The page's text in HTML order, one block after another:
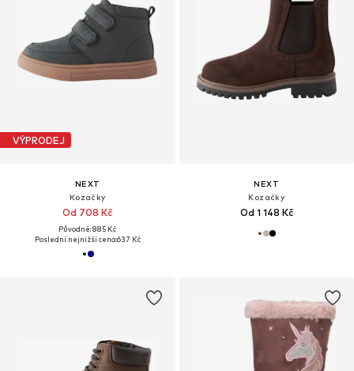
VÝPRODEJ
NEXT
Kozačky
Od 708 Kč
Původně: 885 Kč
Poslední nejnižší cena:637 Kč
NEXT
Kozačky
Od 1 148 Kč